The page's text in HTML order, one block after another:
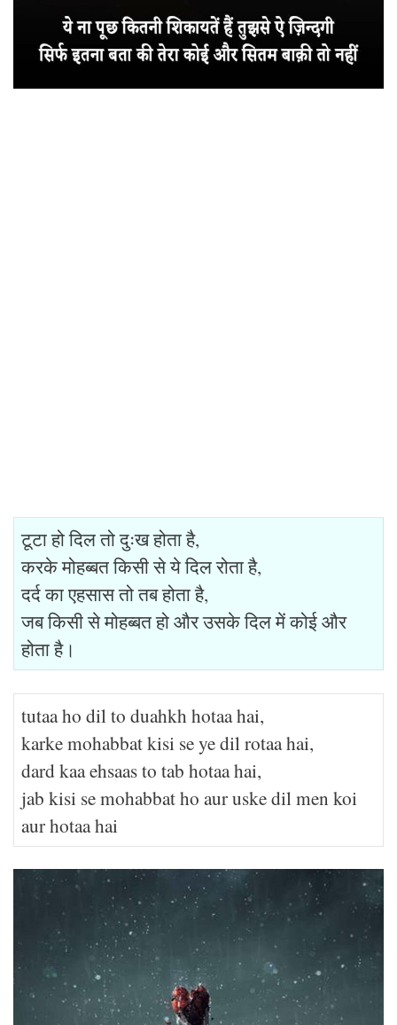
टूटा हो दिल तो दुःख होता है,
करके मोहब्बत किसी से ये दिल रोता है,
दर्द का एहसास तो तब होता है,
जब किसी से मोहब्बत हो और उसके दिल में कोई और
होता है।
tutaa ho dil to duahkh hotaa hai,
karke mohabbat kisi se ye dil rotaa hai,
dard kaa ehsaas to tab hotaa hai,
jab kisi se mohabbat ho aur uske dil men koi
aur hotaa hai